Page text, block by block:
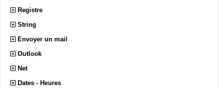
Registre
String
Envoyer un mail
Outlook
Net
Dates - Heures